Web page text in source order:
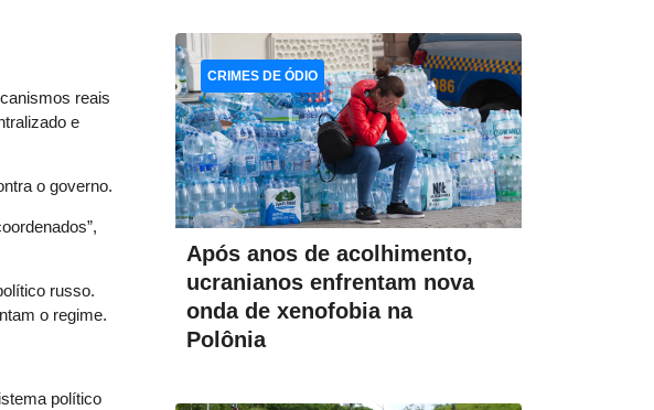
reais
e
o governo.
russo.
o regime.
político
Após anos de acolhimento,
ucranianos enfrentam nova
onda de xenofobia na
Polônia
CRIMES DE ÓDIO